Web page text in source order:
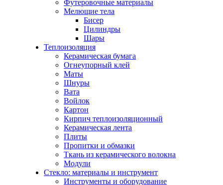
Футеровочные материалы
Мелющие тела
Бисер
Цилиндры
Шары
Теплоизоляция
Керамическая бумага
Огнеупорный клей
Маты
Шнуры
Вата
Войлок
Картон
Кирпич теплоизоляционный
Керамическая лента
Плиты
Пропитки и обмазки
Ткань из керамического волокна
Модули
Стекло: материалы и инструмент
Инструменты и оборудование